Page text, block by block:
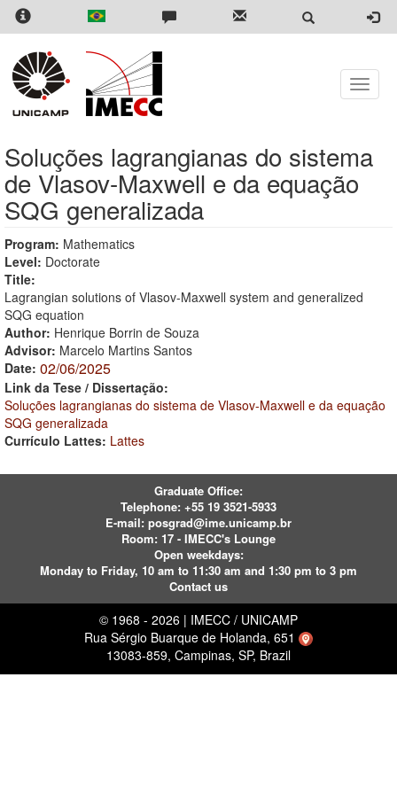
Skip
content
Toggle
Soluções lagrangianas do sistema
de Vlasov-Maxwell e da equação
SQG generalizada
Program: Mathematics
Level: Doctorate
Title:
Lagrangian solutions of Vlasov-Maxwell system and generalized
SQG equation
Author: Henrique Borrin de Souza
Advisor: Marcelo Martins Santos
Date: 02/06/2025
Link da Tese / Dissertação:
Soluções lagrangianas do sistema de Vlasov-Maxwell e da equação
SQG generalizada
Currículo Lattes: Lattes
Graduate Office:
Telephone: +55 19 3521-5933
E-mail: posgrad@ime.unicamp.br
Room: 17 - IMECC's Lounge
Open weekdays:
Monday to Friday, 10 am to 11:30 am and 1:30 pm to 3 pm
Contact us
© 1968 - 2026 | IMECC / UNICAMP
Rua Sérgio Buarque de Holanda, 651
13083-859, Campinas, SP, Brazil